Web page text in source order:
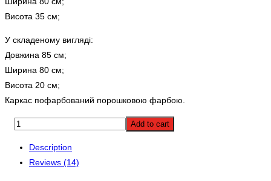
Висота 35 см;
У складеному вигляді:
Довжина 85 см;
Ширина 80 см;
Висота 20 см;
Каркас пофарбований порошковою фарбою.
Add to cart
Description
Reviews (14)